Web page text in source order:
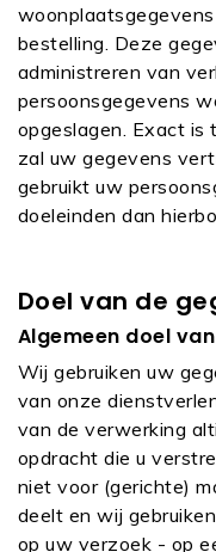
bestelling. Deze
administreren van
persoonsgegevens
opgeslagen. Exact is
zal uw gegevens
gebruikt uw
doeleinden dan
Doel van de
Algemeen doel
Wij gebruiken uw
van onze
van de verwerking
opdracht die u
niet voor (gerichte)
deelt en wij
op uw verzoek - op